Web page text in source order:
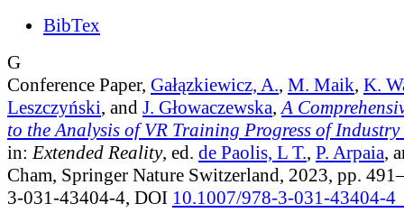
BibTex
G
Conference Paper, Gałązkiewicz, A., M. Maik, K.
Leszczyński, and J. Głowaczewska, A
to the Analysis of VR Training Progress of Industry
in: Extended Reality, ed. de Paolis, L T., P. Arpaia,
Cham, Springer Nature Switzerland, 2023, pp.
3-031-43404-4, DOI 10.1007/978-3-031-43404-